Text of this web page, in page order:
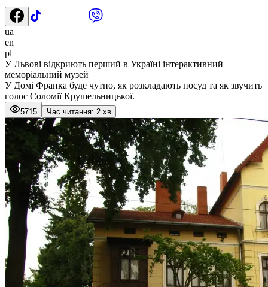
ua
en
pl
У Львові відкриють перший в Україні інтерактивний
меморіальний музей
У Домі Франка буде чутно, як розкладають посуд та як звучить
голос Соломії Крушельницької.
5715 Час читання: 2 хв